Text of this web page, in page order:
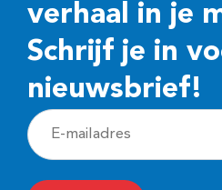
verhaal in je
Schrijf je in
nieuwsbrief!
E
-
m